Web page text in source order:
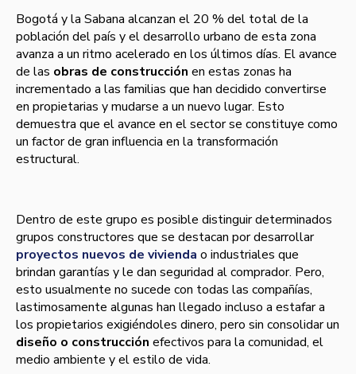
Bogotá y la Sabana alcanzan el 20 % del total de la
población del paí­s y el desarrollo urbano de esta zona
avanza a un ritmo acelerado en los últimos dí­as. El avance
de las obras de construcción en estas zonas ha
incrementado a las familias que han decidido convertirse
en propietarias y mudarse a un nuevo lugar. Esto
demuestra que el avance en el sector se constituye como
un factor de gran influencia en la transformación
estructural.
Dentro de este grupo es posible distinguir determinados
grupos constructores que se destacan por desarrollar
proyectos nuevos de vivienda o industriales que
brindan garantías y le dan seguridad al comprador. Pero,
esto usualmente no sucede con todas las compañías,
lastimosamente algunas han llegado incluso a estafar a
los propietarios exigiéndoles dinero, pero sin consolidar un
diseño o construcción efectivos para la comunidad, el
medio ambiente y el estilo de vida.